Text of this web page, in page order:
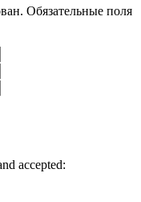
Обязательные поля
accepted: